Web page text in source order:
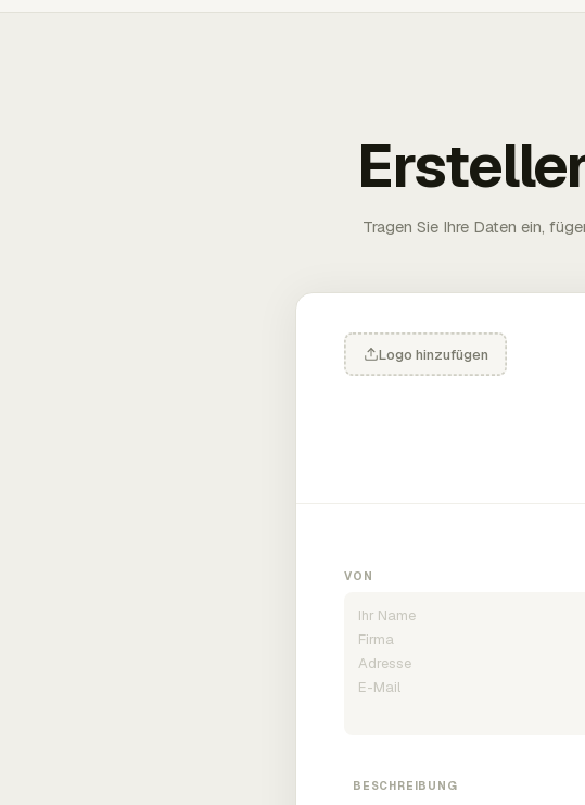
Tragen Sie Ihre Daten ein,
Logo hinzufügen
VON
BESCHREIBUNG